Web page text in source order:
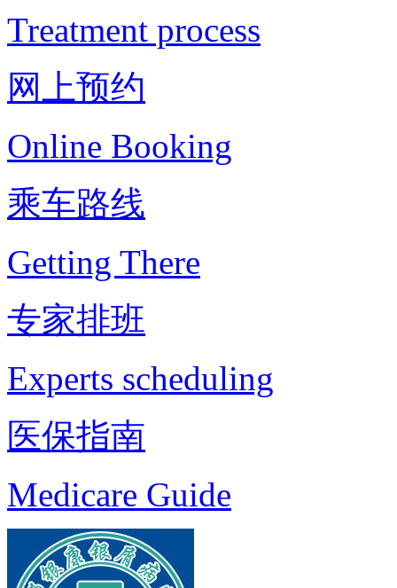
Treatment process
网上预约
Online Booking
乘车路线
Getting There
专家排班
Experts scheduling
医保指南
Medicare Guide